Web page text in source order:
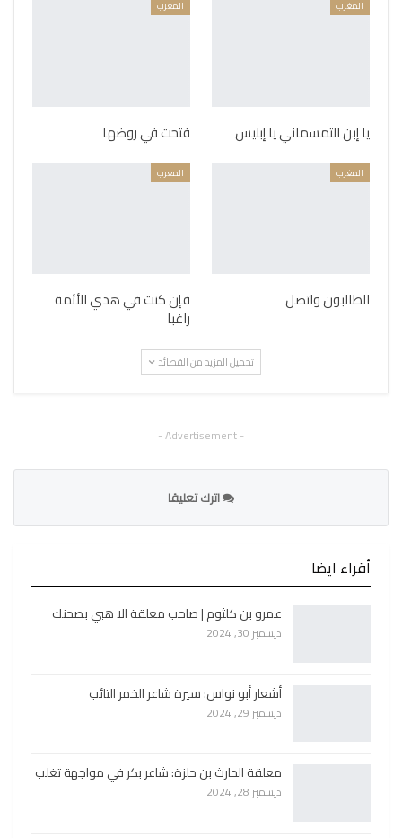
المغرب
يا إبن التمسماني يا إبليس
المغرب
فتحت في روضها
المغرب
الطالبون واتصل
المغرب
فإن كنت في هدي الأئمة
راغبا
تحميل المزيد من القصائد
- Advertisement -
اترك تعليقا
أقراء ايضا
عمرو بن كلثوم | صاحب معلقة الا هبي بصحنك
ديسمبر 30, 2024
أشعار أبو نواس: سيرة شاعر الخمر التائب
ديسمبر 29, 2024
معلقة الحارث بن حلزة: شاعر بكر في مواجهة تغلب
ديسمبر 28, 2024